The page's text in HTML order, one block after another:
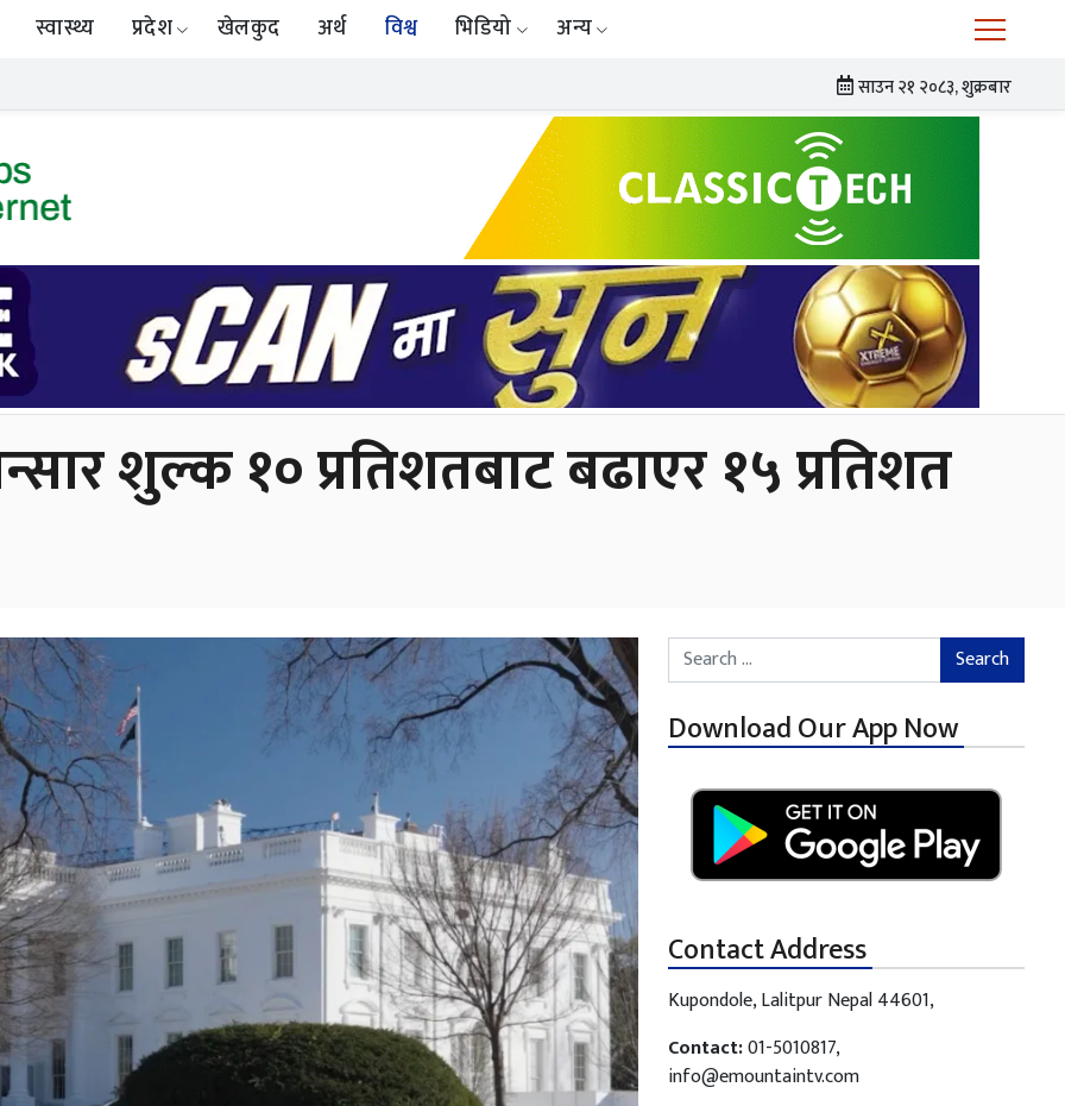
स्वास्थ्य प्रदेश खेलकुद अर्थ विश्व भिडियो अन्य
साउन २१ २०८३, शुक्रबार
शुल्क १० प्रतिशतबाट बढाएर १५ प्रतिशत
Search for:
Download Our App Now
Contact Address
Kupondole, Lalitpur Nepal 44601,
Contact:01-5010817,
info@emountaintv.com